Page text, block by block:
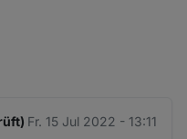
Fr. 15 Jul 2022 - 13:11